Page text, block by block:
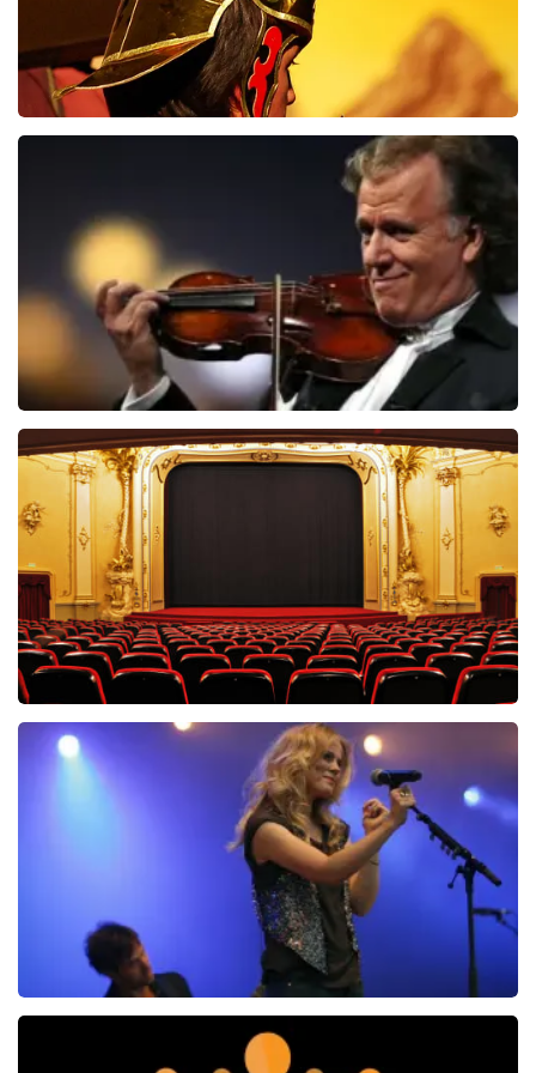
BEKIJKEN
Andre Rieu
BEKIJKEN
Saturday Night Fever
reviews